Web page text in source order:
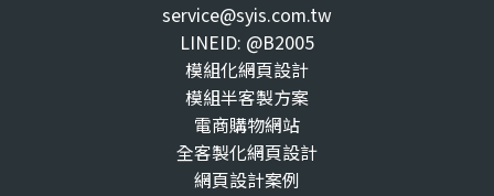
service@syis.com.tw
LINEID: @B2005
模組化網頁設計
模組半客製方案
電商購物網站
全客製化網頁設計
網頁設計案例